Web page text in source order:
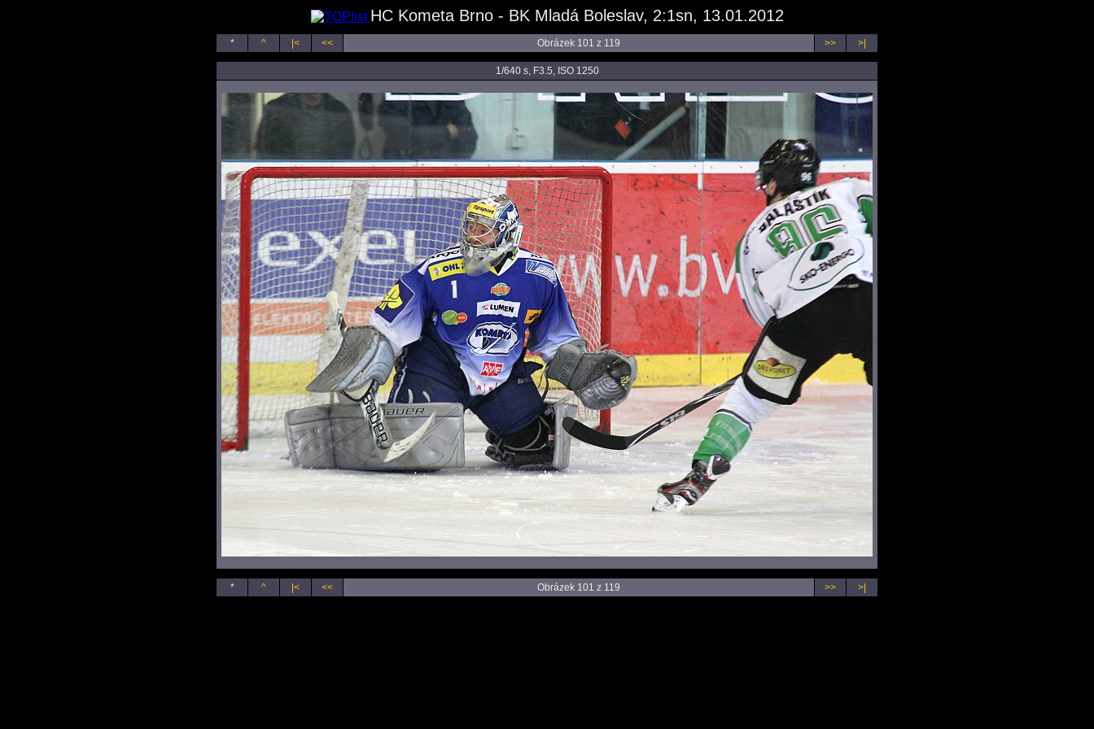
HC Kometa Brno - BK Mladá Boleslav, 2:1sn, 13.01.2012
* ^ |< << Obrázek 101 z 119 >> >|
1/640 s, F3.5, ISO 1250
* ^ |< << Obrázek 101 z 119 >> >|